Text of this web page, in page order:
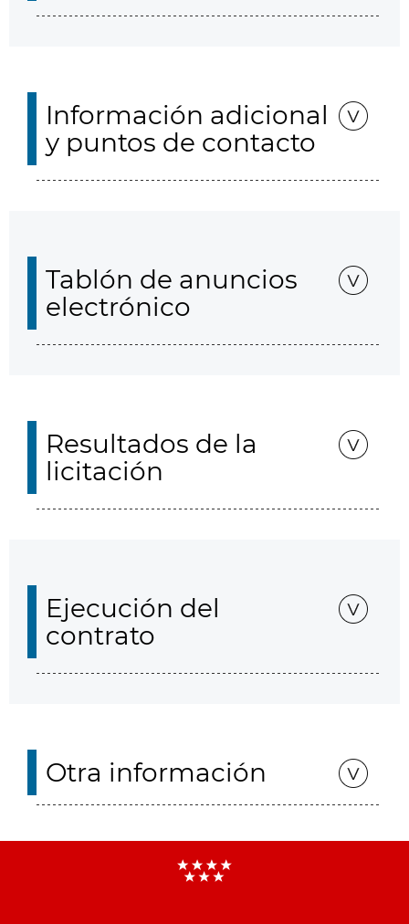
Información adicional
y puntos de contacto
Tablón de anuncios
electrónico
Resultados de la
licitación
Ejecución del
contrato
Otra información